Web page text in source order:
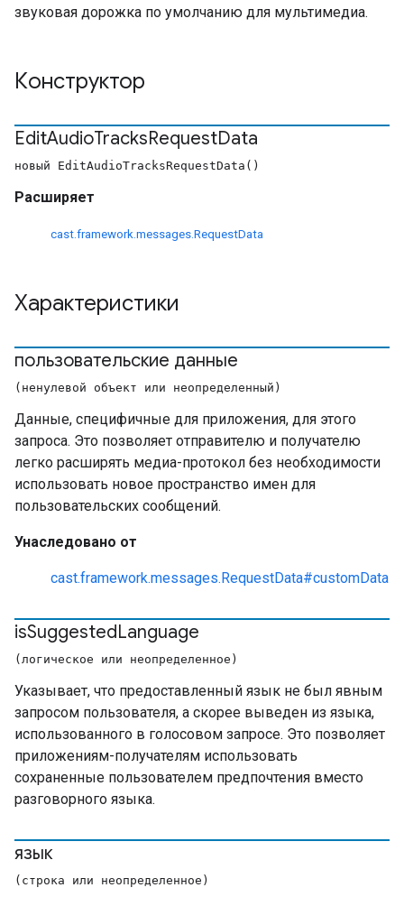
звуковая дорожка по умолчанию для мультимедиа.
Конструктор
EditAudioTracksRequestData
новый EditAudioTracksRequestData()
Расширяет
cast.framework.messages.RequestData
Характеристики
пользовательские данные
(ненулевой объект или неопределенный)
Данные, специфичные для приложения, для этого
запроса. Это позволяет отправителю и получателю
легко расширять медиа-протокол без необходимости
использовать новое пространство имен для
пользовательских сообщений.
Унаследовано от
cast.framework.messages.RequestData#customData
isSuggestedLanguage
(логическое или неопределенное)
Указывает, что предоставленный язык не был явным
запросом пользователя, а скорее выведен из языка,
использованного в голосовом запросе. Это позволяет
приложениям-получателям использовать
сохраненные пользователем предпочтения вместо
разговорного языка.
язык
(строка или неопределенное)